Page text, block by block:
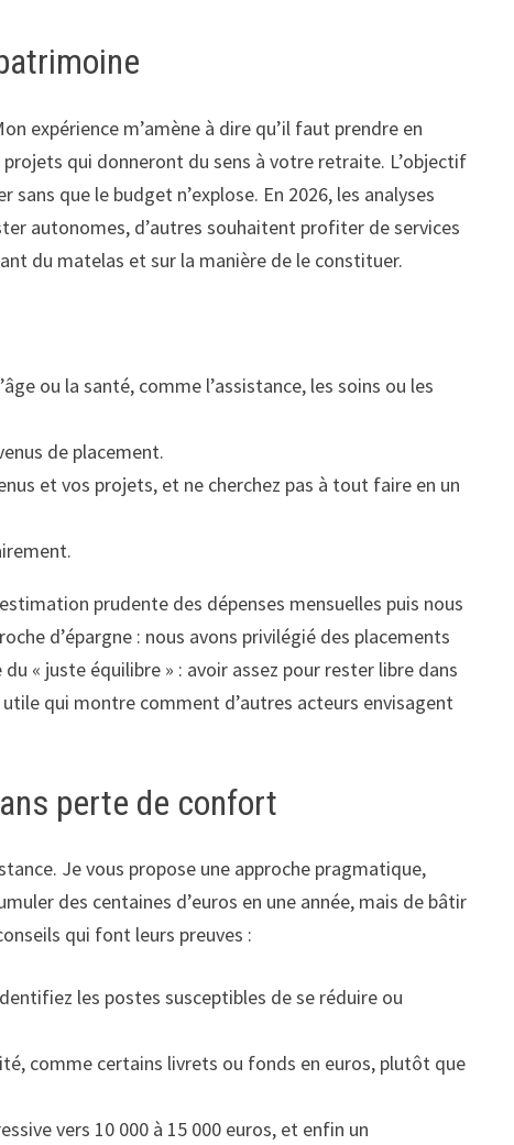
expérience m’amène à dire qu’il faut prendre en
qui donneront du sens à votre retraite. L’objectif
que le budget n’explose. En 2026, les analyses
autonomes, d’autres souhaitent profiter de services
du matelas et sur la manière de le constituer.
ou la santé, comme l’assistance, les soins ou les
de placement.
et vos projets, et ne cherchez pas à tout faire en un
prudente des dépenses mensuelles puis nous
d’épargne : nous avons privilégié des placements
« juste équilibre » : avoir assez pour rester libre dans
qui montre comment d’autres acteurs envisagent
perte de confort
Je vous propose une approche pragmatique,
des centaines d’euros en une année, mais de bâtir
qui font leurs preuves :
les postes susceptibles de se réduire ou
comme certains livrets ou fonds en euros, plutôt que
vers 10 000 à 15 000 euros, et enfin un